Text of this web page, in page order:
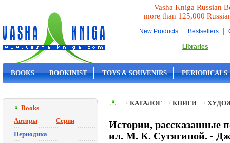
Vasha Kniga Russian
more than 125,000
New Products | Bestsellers |
Libraries
BOOKS BOOKINIST TOYS & SOUVENIRS PERIODICALS
Books
Авторы
Серии
Периодика
КАТАЛОГ КНИГИ
Истории, рассказанные
ил. М. К. Сутягиной. -